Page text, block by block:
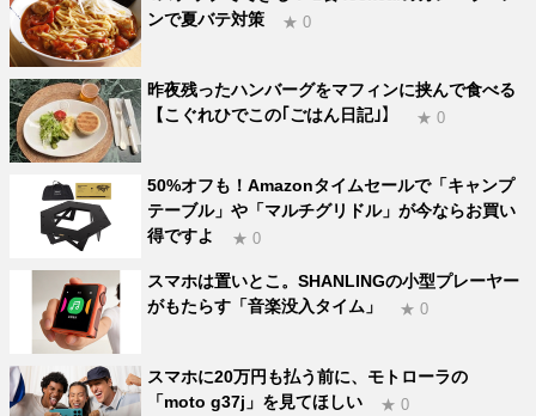
ンで夏バテ対策
★ 0
昨夜残ったハンバーグをマフィンに挟んで食べる
【こぐれひでこの｢ごはん日記｣】
★ 0
50%オフも！Amazonタイムセールで「キャンプ
テーブル」や「マルチグリドル」が今ならお買い
得ですよ
★ 0
スマホは置いとこ。SHANLINGの小型プレーヤー
がもたらす「音楽没入タイム」
★ 0
スマホに20万円も払う前に、モトローラの
「moto g37j」を見てほしい
★ 0